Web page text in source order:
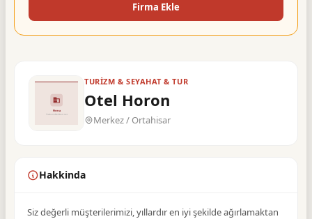
TURIZM & SEYAHAT & TUR
Otel Horon
Merkez / Ortahisar
Hakkinda
Siz değerli müşterilerimizi, yıllardır en iyi şekilde ağırlamaktan
Firma Ekle